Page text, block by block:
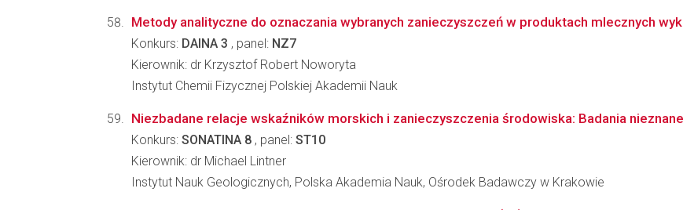
Metody analityczne do oznaczania wybranych zanieczyszczeń w produktach mlecznych
Konkurs: DAINA 3 , panel: NZ7
Kierownik: dr Krzysztof Robert Noworyta
Instytut Chemii Fizycznej Polskiej Akademii Nauk
Niezbadane relacje wskaźników morskich i zanieczyszczenia środowiska: Badania
Konkurs: SONATINA 8 , panel: ST10
Kierownik: dr Michael Lintner
Instytut Nauk Geologicznych, Polska Akademia Nauk, Ośrodek Badawczy w Krakowie